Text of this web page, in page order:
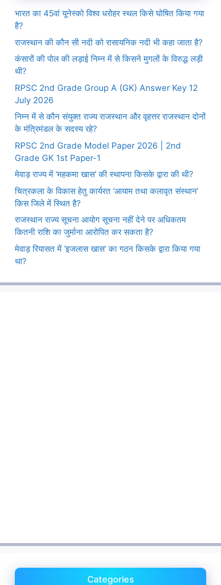
भारत का 45वां यूनेस्को विश्व धरोहर स्थल किसे घोषित किया गया
है?
राजस्थान की कौन सी नदी को रासायनिक नदी भी कहा जाता है?
कंसारों की पोल की लड़ाई निम्न में से किसने मुगलों के विरुद्ध लड़ी
थी?
RPSC 2nd Grade Group A (GK) Answer Key 12
July 2026
निम्न में से कौन संयुक्त राज्य राजस्थान और वृहत्तर राजस्थान दोनों
के मंत्रिमंडल के सदस्य रहे?
RPSC 2nd Grade Model Paper 2026 | 2nd
Grade GK 1st Paper-1
मेवाड़ राज्य में ‘महकमा खास’ की स्थापना किसके द्वारा की थी?
चित्रकला के विकास हेतु कार्यरत ‘आयाम तथा कलावृत संस्थान’
किस जिले में स्थित है?
राजस्थान राज्य सूचना आयोग सूचना नहीं देने पर अधिकतम
कितनी राशि का जुर्माना आरोपित कर सकता है?
मेवाड़ रियासत में ‘इजलास खास’ का गठन किसके द्वारा किया गया
था?
Categories